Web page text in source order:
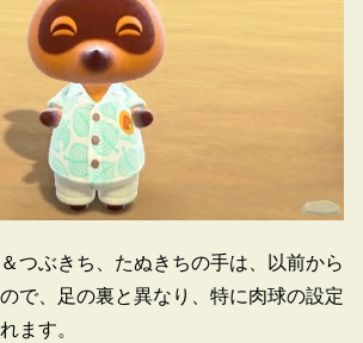
つぶきち、たぬきちの手は、以前から
で、足の裏と異なり、特に肉球の設定
ます。